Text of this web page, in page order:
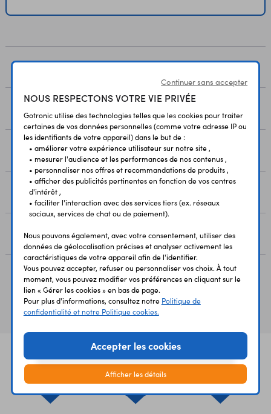
DESCRIPTION
LIVRAISON
AVIS
Vous avez déja consulté
Continuer sans accepter
NOUS RESPECTONS VOTRE VIE PRIVÉE
Gotronic utilise des technologies telles que les cookies pour traiter
certaines de vos données personnelles (comme votre adresse IP ou
les identifiants de votre appareil) dans le but de :
• améliorer votre expérience utilisateur sur notre site ,
• mesurer l'audience et les performances de nos contenus ,
• personnaliser nos offres et recommandations de produits ,
• afficher des publicités pertinentes en fonction de vos centres
d'intérêt ,
• faciliter l'interaction avec des services tiers (ex. réseaux
sociaux, services de chat ou de paiement).
Nous pouvons également, avec votre consentement, utiliser des
données de géolocalisation précises et analyser activement les
caractéristiques de votre appareil afin de l'identifier.
Vous pouvez accepter, refuser ou personnaliser vos choix. À tout
moment, vous pouvez modifier vos préférences en cliquant sur le
lien « Gérer les cookies » en bas de page.
Pour plus d'informations, consultez notre Politique de
confidentialité et notre Politique cookies.
Accepter les cookies
Afficher les détails